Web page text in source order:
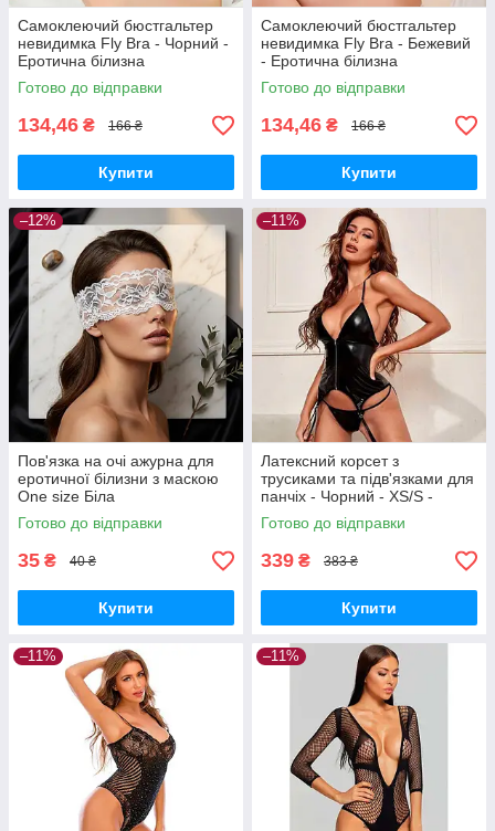
Самоклеючий бюстгальтер
невидимка Fly Bra - Чорний -
Еротична білизна
Готово до відправки
134,46 ₴ 166 ₴
Купити
Самоклеючий бюстгальтер
невидимка Fly Bra - Бежевий
- Еротична білизна
Готово до відправки
134,46 ₴ 166 ₴
Купити
–12%
Пов'язка на очі ажурна для
еротичної білизни з маскою
One size Біла
Готово до відправки
35 ₴ 40 ₴
Купити
–11%
Латексний корсет з
трусиками та підв'язками для
панчіх - Чорний - XS/S -
Еротична білизна
Готово до відправки
339 ₴ 383 ₴
Купити
–11% –11%